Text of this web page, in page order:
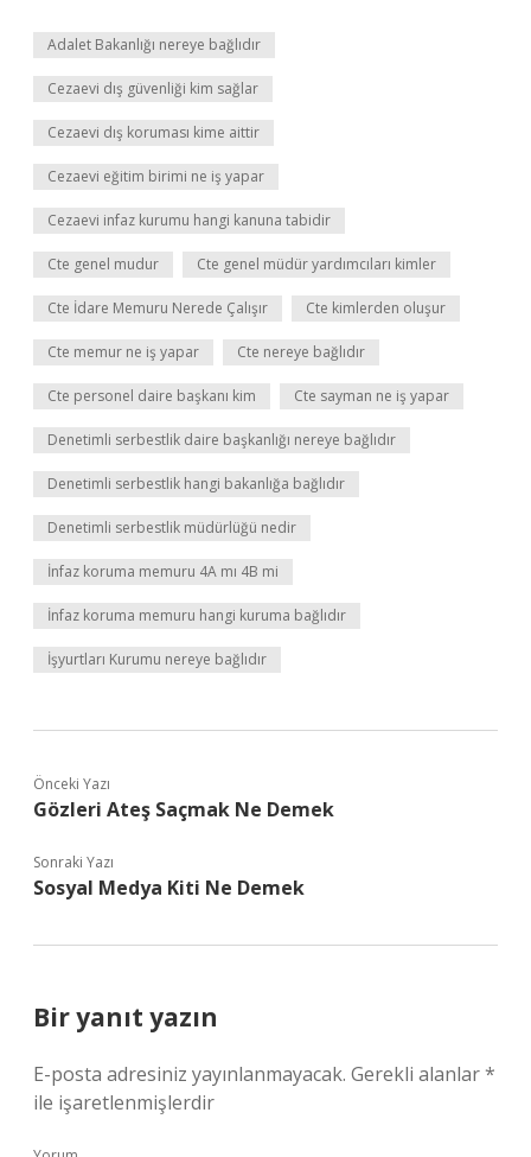
Adalet Bakanlığı nereye bağlıdır
Cezaevi dış güvenliği kim sağlar
Cezaevi dış koruması kime aittir
Cezaevi eğitim birimi ne iş yapar
Cezaevi infaz kurumu hangi kanuna tabidir
Cte genel mudur Cte genel müdür yardımcıları kimler
Cte İdare Memuru Nerede Çalışır Cte kimlerden oluşur
Cte memur ne iş yapar Cte nereye bağlıdır
Cte personel daire başkanı kim Cte sayman ne iş yapar
Denetimli serbestlik daire başkanlığı nereye bağlıdır
Denetimli serbestlik hangi bakanlığa bağlıdır
Denetimli serbestlik müdürlüğü nedir
İnfaz koruma memuru 4A mı 4B mi
İnfaz koruma memuru hangi kuruma bağlıdır
İşyurtları Kurumu nereye bağlıdır
Önceki Yazı
Gözleri Ateş Saçmak Ne Demek
Sonraki Yazı
Sosyal Medya Kiti Ne Demek
Bir yanıt yazın
E-posta adresiniz yayınlanmayacak. Gerekli alanlar*
ile işaretlenmişlerdir